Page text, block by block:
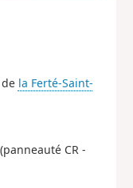
la Ferté-Saint-
CR -